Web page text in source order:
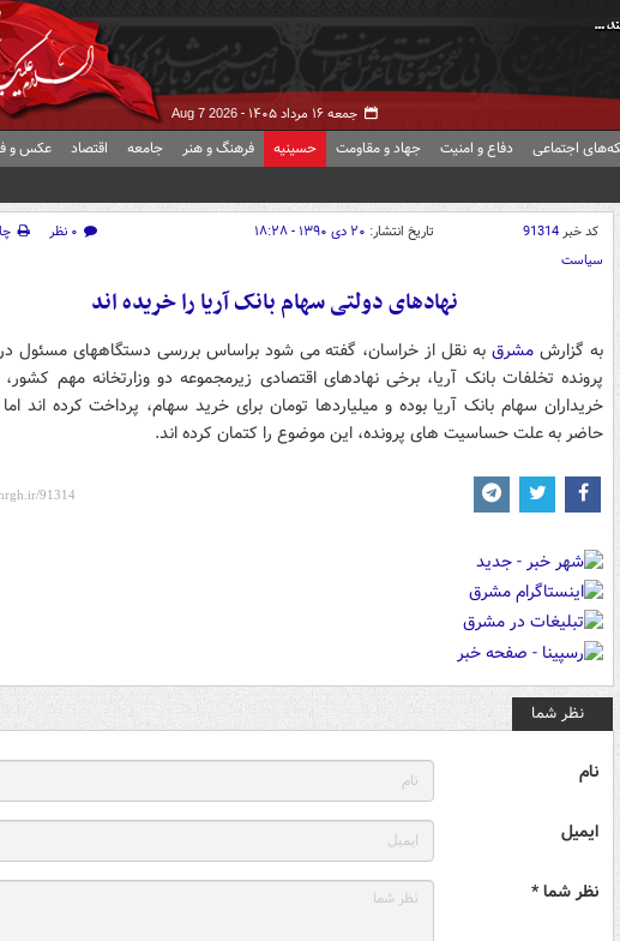
جمعه ۱۶ مرداد ۱۴۰۵ - Aug 7 2026
اجتماعی دفاع و امنیت جهاد و مقاومت حسینیه فرهنگ و هنر جامعه اقتصاد عکس و
کد خبر91314 تاریخ انتشار: ۲۰ دی ۱۳۹۰ - ۱۸:۲۸ ۰ نظر
سیاست
نهادهای دولتی سهام بانک آریا را خریده اند
به گزارش مشرقبه نقل از خراسان، گفته می شود براساس بررسی دستگاههای مسئول
پرونده تخلفات بانک آریا، برخی نهادهای اقتصادی زیرمجموعه دو وزارتخانه مهم
خریداران سهام بانک آریا بوده و میلیاردها تومان برای خرید سهام، پرداخت کرده اند
حاضر به علت حساسیت های پرونده، این موضوع را کتمان کرده اند.
نظر شما
نام
ایمیل
نظر شما *